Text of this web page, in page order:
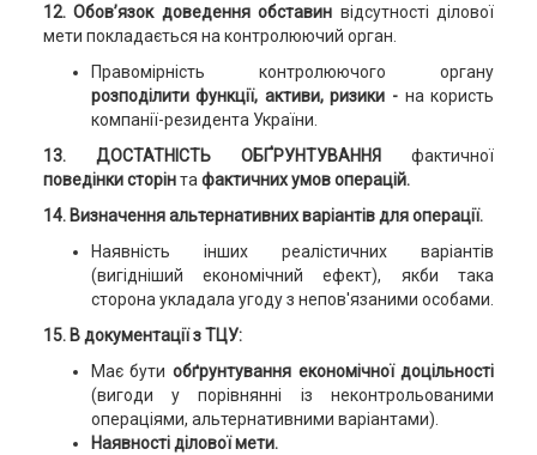
12. Обов’язок доведення обставин відсутності ділової
мети покладається на контролюючий орган.
Правомірність контролюючого органу
розподілити функції, активи, ризики - на користь
компанії-резидента України.
13. ДОСТАТНІСТЬ ОБҐРУНТУВАННЯфактичної
поведінки сторінтафактичних умов операцій.
14. Визначення альтернативних варіантів для операції.
Наявність інших реалістичних варіантів
(вигідніший економічний ефект), якби така
сторона укладала угоду з непов'язаними особами.
15. В документації з ТЦУ:
Має бути обґрунтування економічної доцільності
(вигоди у порівнянні із неконтрольованими
операціями, альтернативними варіантами).
Наявності ділової мети.